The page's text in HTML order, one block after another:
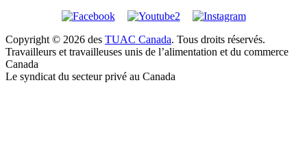
Copyright © 2026 des TUAC Canada. Tous droits réservés.
Travailleurs et travailleuses unis de l’alimentation et du commerce
Canada
Le syndicat du secteur privé au Canada